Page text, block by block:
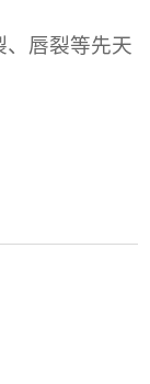
、唇裂等先天